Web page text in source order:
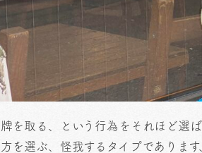
を取る、という行為をそれほど選
を選ぶ、怪我するタイプでありま